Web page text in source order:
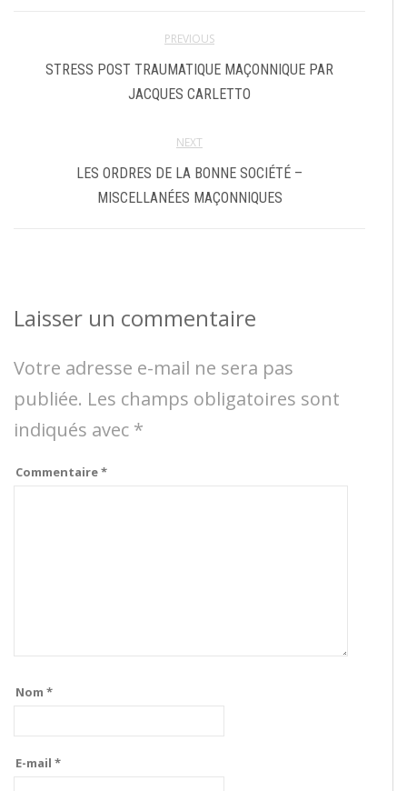
PREVIOUS
STRESS POST TRAUMATIQUE MAÇONNIQUE PAR
JACQUES CARLETTO
NEXT
LES ORDRES DE LA BONNE SOCIÉTÉ –
MISCELLANÉES MAÇONNIQUES
Laisser un commentaire
Votre adresse e-mail ne sera pas
publiée. Les champs obligatoires sont
indiqués avec *
Commentaire*
Nom *
E-mail *